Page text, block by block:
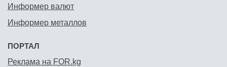
Информер валют
Информер металлов
ПОРТАЛ
Реклама на FOR.kg